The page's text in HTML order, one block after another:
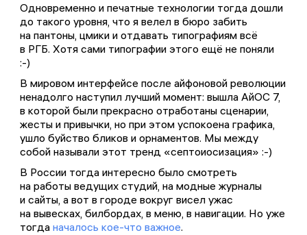
Одновременно и печатные технологии тогда дошли
до такого уровня, что я велел в бюро забить
на пантоны, цмики и отдавать типографиям всё
в РГБ. Хотя сами типографии этого ещё не поняли
:-)
В мировом интерфейсе после айфоновой революции
ненадолго наступил лучший момент: вышла АйОС 7,
в которой были прекрасно отработаны сценарии,
жесты и привычки, но при этом успокоена графика,
ушло буйство бликов и орнаментов. Мы между
собой называли этот тренд «септоиосизация» :-)
В России тогда интересно было смотреть
на работы ведущих студий, на модные журналы
и сайты, а вот в городе вокруг висел ужас
на вывесках, билбордах, в меню, в навигации. Но уже
тогданачалось кое-что важное.